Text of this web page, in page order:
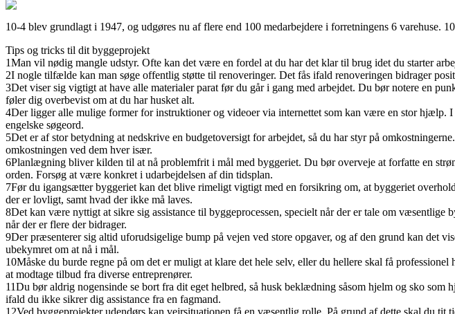
10-4 blev grundlagt i 1947, og udgøres nu af flere end 100 medarbejdere i forretningens 6
Tips og tricks til dit byggeprojekt
1Man vil nødig mangle udstyr. Ofte kan det være en fordel at du har det klar til brug idet du starter
2I nogle tilfælde kan man søge offentlig støtte til renoveringer. Det fås ifald renoveringen bidrager
3Det viser sig vigtigt at have alle materialer parat før du går i gang med arbejdet. Du bør notere en
føler dig overbevist om at du har husket alt.
4Der ligger alle mulige former for instruktioner og videoer via internettet som kan være en stor
engelske søgeord.
5Det er af stor betydning at nedskrive en budgetoversigt for arbejdet, så du har styr på
omkostningen ved dem hver især.
6Planlægning bliver kilden til at nå problemfrit i mål med byggeriet. Du bør overveje at forfatte en
orden. Forsøg at være konkret i udarbejdelsen af din tidsplan.
7Før du igangsætter byggeriet kan det blive rimeligt vigtigt med en forsikring om, at byggeriet
der er lovligt, samt hvad der ikke må laves.
8Det kan være nyttigt at sikre sig assistance til byggeprocessen, specielt når der er tale om
når der er flere der bidrager.
9Der præsenterer sig altid uforudsigelige bump på vejen ved store opgaver, og af den grund kan det
ubekymret om at nå i mål.
10Måske du burde regne på om det er muligt at klare det hele selv, eller du hellere skal få
at modtage tilbud fra diverse entreprenører.
11Du bør aldrig nogensinde se bort fra dit eget helbred, så husk beklædning såsom hjelm og sko
ifald du ikke sikrer dig assistance fra en fagmand.
12Ved byggeprojekter udendørs kan vejrsituationen få en væsentlig rolle. På grund af dette skal du